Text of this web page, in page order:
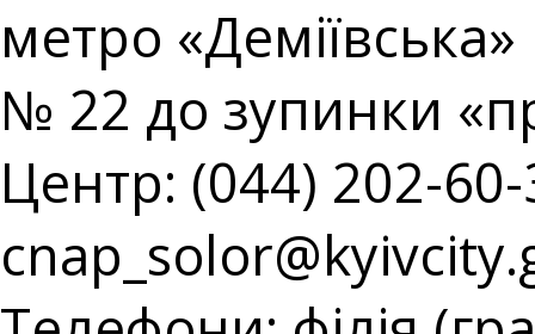
метро
№ 22 до зупинки
Центр: (044) 202-